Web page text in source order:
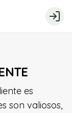
Login
es
son valiosos,